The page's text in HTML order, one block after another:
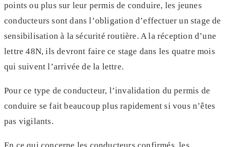
points ou plus sur leur permis de conduire, les jeunes
conducteurs sont dans l’obligation d’effectuer un stage de
sensibilisation à la sécurité routière. A la réception d’une
lettre 48N, ils devront faire ce stage dans les quatre mois
qui suivent l’arrivée de la lettre.
Pour ce type de conducteur, l’invalidation du permis de
conduire se fait beaucoup plus rapidement si vous n’êtes
pas vigilants.